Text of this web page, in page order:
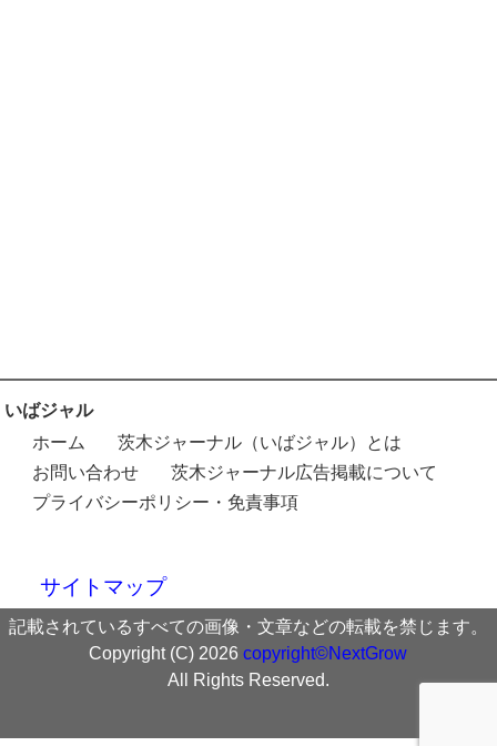
いばジャル
ホーム
茨木ジャーナル（いばジャル）とは
お問い合わせ
茨木ジャーナル広告掲載について
プライバシーポリシー・免責事項
サイトマップ
記載されているすべての画像・文章などの転載を禁じます。
Copyright (C) 2026copyright©NextGrow
All Rights Reserved.